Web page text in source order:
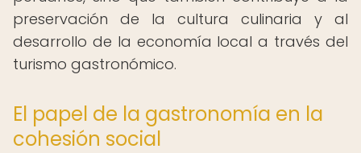
preservación de la cultura culinaria y al
desarrollo de la economía local a través del
turismo gastronómico.
El papel de la gastronomía en la
cohesión social